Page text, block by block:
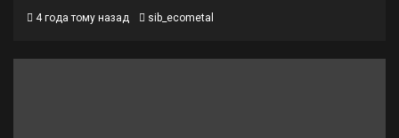
4 года тому назад sib_ecometal